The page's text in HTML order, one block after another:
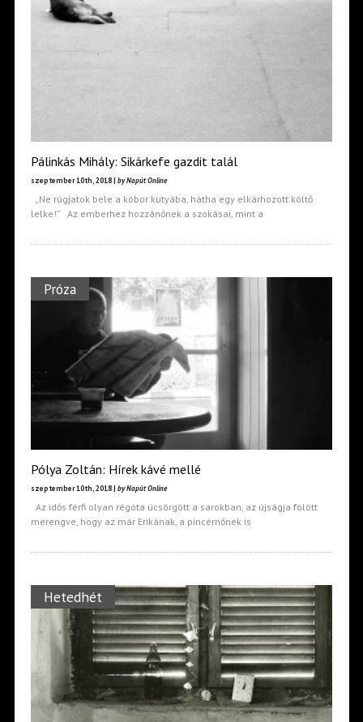
Pálinkás Mihály: Sikárkefe gazdit talál
szeptember 10th, 2018 | by Napút Online
„Ne rúgjatok bele a kóbor kutyába, hátha egy elkárhozott költő
lelke!” Az emberhez hozzánőnek a szokásai, mint a
Próza
Pólya Zoltán: Hírek kávé mellé
szeptember 10th, 2018 | by Napút Online
Az idős férfi olyan régóta ücsörgött a sarokban, az újságja fölött
merengve, hogy az már Erikának, a pincérnőnek is
Hetedhét